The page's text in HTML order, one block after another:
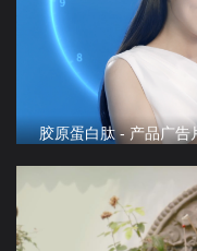
胶原蛋白肽 - 产品广告